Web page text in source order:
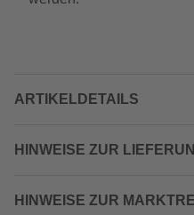
ARTIKELDETAILS
HINWEISE ZUR
HINWEISE ZUR